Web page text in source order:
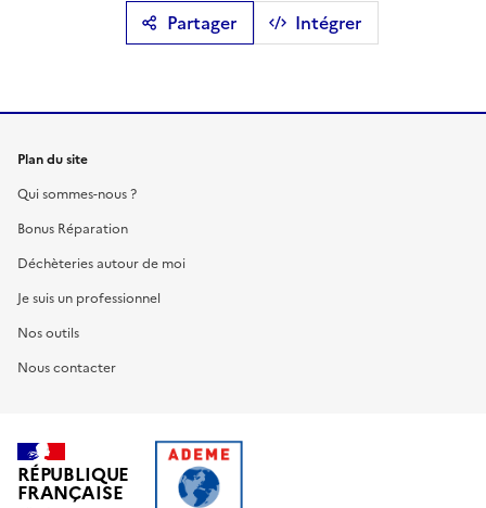
Partager Intégrer
Plan du site
Qui sommes-nous ?
Bonus Réparation
Déchèteries autour de moi
Je suis un professionnel
Nos outils
Nous contacter
RÉPUBLIQUE
FRANÇAISE